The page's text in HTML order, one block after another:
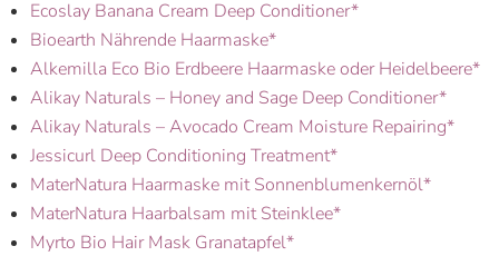
Ecoslay Banana Cream Deep Conditioner*
Bioearth Nährende Haarmaske*
Alkemilla Eco Bio Erdbeere Haarmaske oder Heidelbeere*
Alikay Naturals – Honey and Sage Deep Conditioner*
Alikay Naturals – Avocado Cream Moisture Repairing*
Jessicurl Deep Conditioning Treatment*
MaterNatura Haarmaske mit Sonnenblumenkernöl*
MaterNatura Haarbalsam mit Steinklee*
Myrto Bio Hair Mask Granatapfel*